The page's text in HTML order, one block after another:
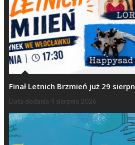
Finał Letnich Brzmień już 29
Data dodania 4 sierpnia 2026